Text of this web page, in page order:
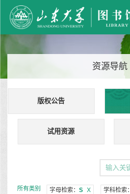
资源导航
版权公告
试用资源
所有类别 字母检索： S X 学科检索：